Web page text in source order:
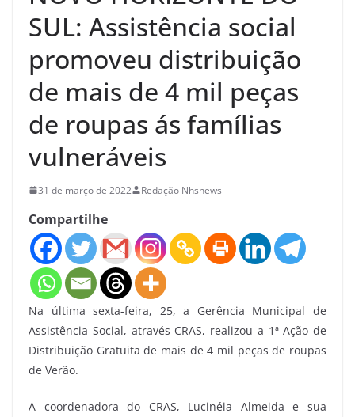
SUL: Assistência social
promoveu distribuição
de mais de 4 mil peças
de roupas ás famílias
vulneráveis
31 de março de 2022 Redação Nhsnews
Compartilhe
Na última sexta-feira, 25, a Gerência Municipal de
Assistência Social, através CRAS, realizou a 1ª Ação de
Distribuição Gratuita de mais de 4 mil peças de roupas
de Verão.
A coordenadora do CRAS, Lucinéia Almeida e sua